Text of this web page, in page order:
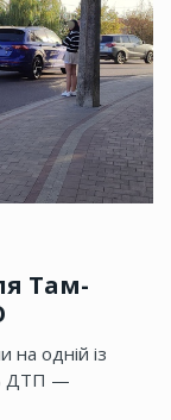
Там-
на одній із
ДТП —